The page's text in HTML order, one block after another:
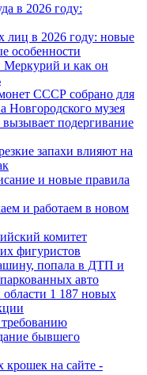
в 2026 году:
лиц в 2026 году: новые
особенности
Меркурий и как он
СССР собрано для
Новгородского музея
подергивание
запахи влияют на
и новые правила
и работаем в новом
комитет
фигуристов
попала в ДТП и
авто
1 187 новых
бывшего
крошек на сайте -